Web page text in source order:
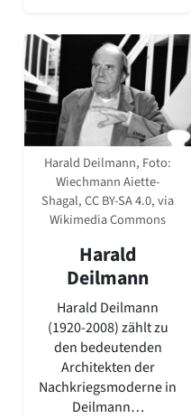
Harald Deilmann, Foto:
Wiechmann Aiette-
Shagal, CC BY-SA 4.0, via
Wikimedia Commons
Harald
Deilmann
Harald Deilmann
(1920-2008) zählt zu
den bedeutenden
Architekten der
Nachkriegsmoderne in
Deilmann…